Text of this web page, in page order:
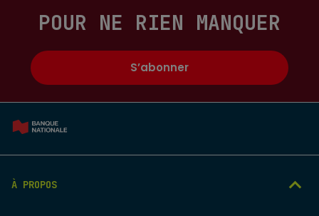
À PROPOS
POUR NE RIEN MANQUER
S’abonner